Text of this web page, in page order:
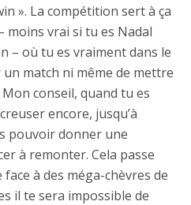
». La compétition sert à ça
moins vrai si tu es Nadal
– où tu es vraiment dans le
match ni même de mettre
conseil, quand tu es
encore, jusqu’à
pouvoir donner une
à remonter. Cela passe
à des méga-chèvres de
il te sera impossible de